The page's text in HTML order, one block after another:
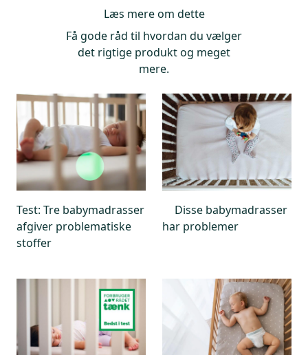
Læs mere om dette
Få gode råd til hvordan du vælger
det rigtige produkt og meget
mere.
Test: Tre babymadrasser
afgiver problematiske
stoffer
Disse babymadrasser
har problemer